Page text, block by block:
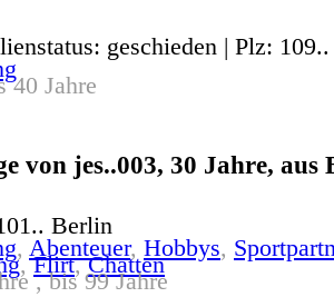
geschieden | Plz:
40 Jahre
von jes..003, 30 Jahre, aus
Berlin
, Abenteuer, Hobbys,
,Flirt,Chatten
, bis 99 Jahre